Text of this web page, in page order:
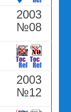
2003
№08
2003
№12